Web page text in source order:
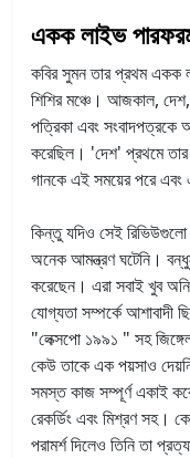
একক লাইভ
কবির সুমন তার প্রথম একক
শিশির মঞ্চে। আজকাল, দেশ,
পত্রিকা এবং সংবাদপত্রকে
করেছিল। 'দেশ' প্রথমে তার
গানকে এই সময়ের পরে
কিন্তু যদিও সেই রিভিউগুলো
অনেক আমন্ত্রণ ঘটেনি।
করেছেন। এরা সবাই খুব
যোগ্যতা সম্পর্কে আশাবাদী
"লেক্সপো ১৯৯১ " সহ
কেউ তাকে এক পয়সাও
সমস্ত কাজ সম্পূর্ণ একাই
রেকর্ডিং এবং মিশ্রণ সহ।
পরামর্শ দিলেও তিনি তা